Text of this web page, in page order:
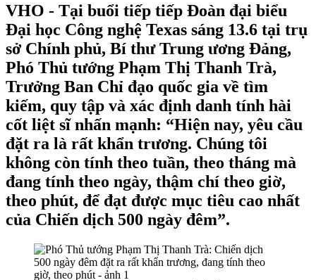
VHO - Tại buổi tiếp tiếp Đoàn đại biểu
Đại học Công nghệ Texas sáng 13.6 tại trụ
sở Chính phủ, Bí thư Trung ương Đảng,
Phó Thủ tướng Phạm Thị Thanh Trà,
Trưởng Ban Chỉ đạo quốc gia về tìm
kiếm, quy tập và xác định danh tính hài
cốt liệt sĩ nhấn mạnh: “Hiện nay, yêu cầu
đặt ra là rất khẩn trương. Chúng tôi
không còn tính theo tuần, theo tháng mà
đang tính theo ngày, thậm chí theo giờ,
theo phút, để đạt được mục tiêu cao nhất
của Chiến dịch 500 ngày đêm”.